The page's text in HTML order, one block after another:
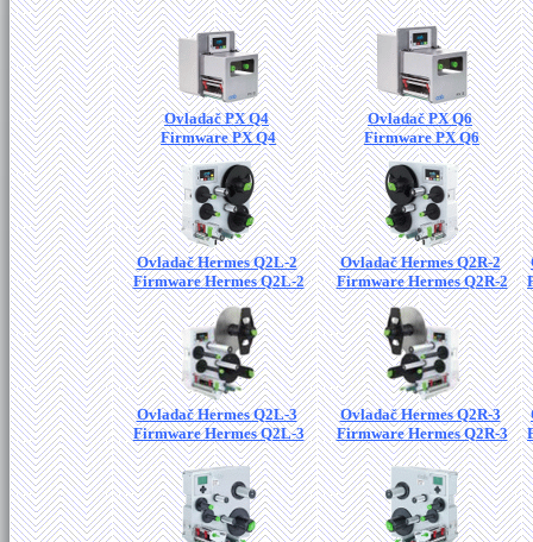
Ovladač PX Q4
Firmware PX Q4
Ovladač PX Q6
Firmware PX Q6
Ovladač Hermes Q2L-2
Firmware Hermes Q2L-2
Ovladač Hermes Q2R-2
Firmware Hermes Q2R-2
Ovladač Hermes Q2L-3
Firmware Hermes Q2L-3
Ovladač Hermes Q2R-3
Firmware Hermes Q2R-3